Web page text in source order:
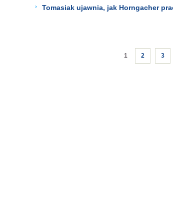
Tomasiak ujawnia, jak Horngacher
1 2 3